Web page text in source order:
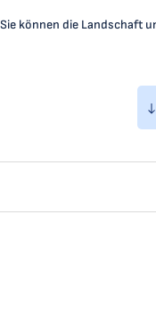
können die Landschaft